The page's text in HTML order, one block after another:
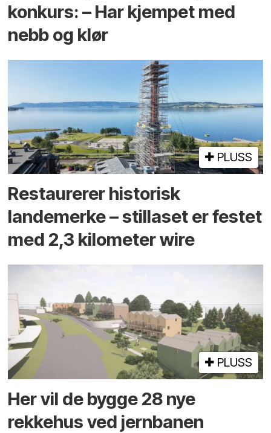
konkurs: – Har kjempet med
nebb og klør
PLUSS
Restaurerer historisk
landemerke – stillaset er festet
med 2,3 kilometer wire
PLUSS
Her vil de bygge 28 nye
rekkehus ved jernbanen